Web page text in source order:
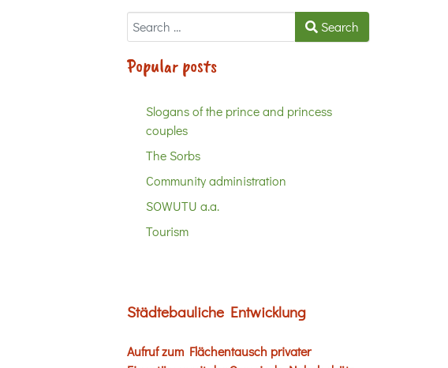
Search Search
Popular posts
Slogans of the prince and princess
couples
The Sorbs
Community administration
SOWUTU a.a.
Tourism
Städtebauliche Entwicklung
Aufruf zum Flächentausch privater